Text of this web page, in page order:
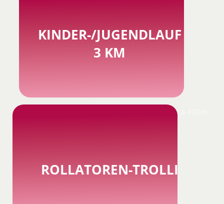
KINDER-/JUGENDLAUF
3 KM
ROLLATOREN-TROLLI
ca 400m